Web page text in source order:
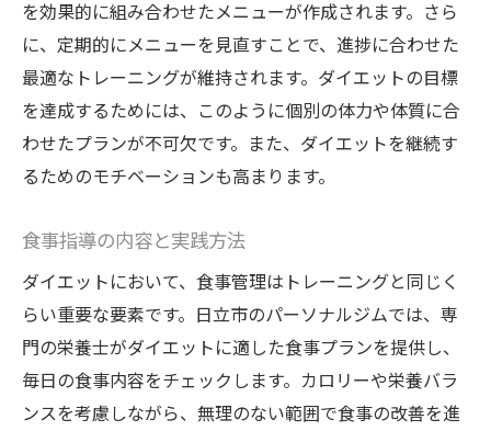
を効果的に組み合わせたメニューが作成されます。さら
に、定期的にメニューを見直すことで、進捗に合わせた
最適なトレーニングが維持されます。ダイエットの目標
を達成するためには、このように個別の体力や体質に合
わせたプランが不可欠です。また、ダイエットを継続す
るためのモチベーションも高まります。
食事指導の内容と実践方法
ダイエットにおいて、食事管理はトレーニングと同じく
らい重要な要素です。日立市のパーソナルジムでは、専
門の栄養士がダイエットに適した食事プランを提供し、
毎日の食事内容をチェックします。カロリーや栄養バラ
ンスを考慮しながら、無理のない範囲で食事の改善を進